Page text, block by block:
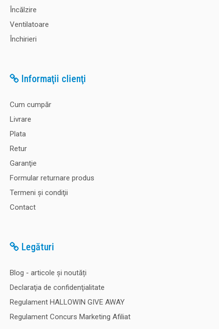
Încălzire
Ventilatoare
Închirieri
Informaţii clienţi
Cum cumpăr
Livrare
Plata
Retur
Garanţie
Formular returnare produs
Termeni şi condiţii
Contact
Legături
Blog - articole și noutăți
Declaraţia de confidenţialitate
Regulament HALLOWIN GIVE AWAY
Regulament Concurs Marketing Afiliat